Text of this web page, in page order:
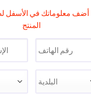
أضف معلوماتك في الأسفل
المنتج